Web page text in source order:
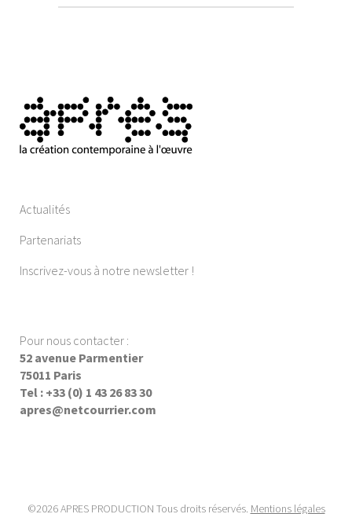
Actualités
Partenariats
Inscrivez-vous à notre newsletter !
Pour nous contacter :
52 avenue Parmentier
75011 Paris
Tel : +33 (0) 1 43 26 83 30
apres@netcourrier.com
©2026 APRES PRODUCTION Tous droits réservés. Mentions légales